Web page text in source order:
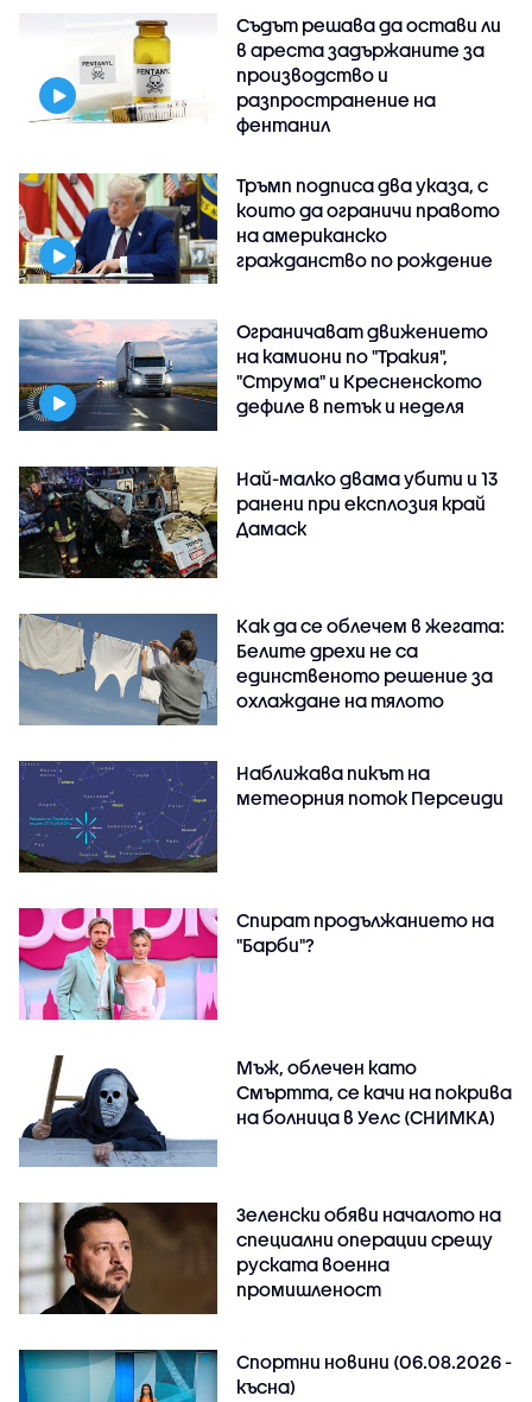
Съдът решава да остави ли
в ареста задържаните за
производство и
разпространение на
фентанил
Тръмп подписа два указа, с
които да ограничи правото
на американско
гражданство по рождение
Ограничават движението
на камиони по "Тракия",
"Струма" и Кресненското
дефиле в петък и неделя
Най-малко двама убити и 13
ранени при експлозия край
Дамаск
Как да се облечем в жегата:
Белите дрехи не са
единственото решение за
охлаждане на тялото
Наближава пикът на
метеорния поток Персеиди
Спират продължанието на
"Барби"?
Мъж, облечен като
Смъртта, се качи на покрива
на болница в Уелс (СНИМКА)
Зеленски обяви началото на
специални операции срещу
руската военна
промишленост
Спортни новини (06.08.2026 -
късна)